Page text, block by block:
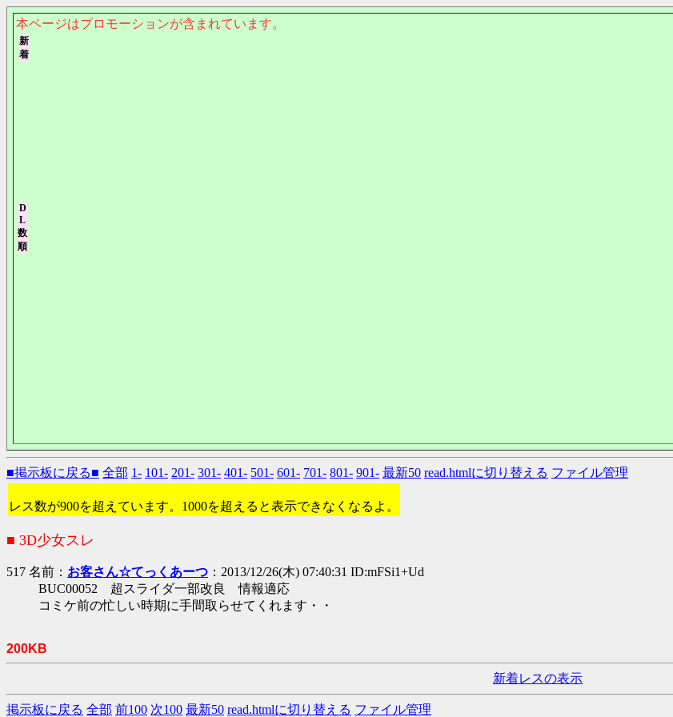
本ページはプロモーションが含まれています。
■掲示板に戻る■ 全部 1- 101- 201- 301- 401- 501- 601- 701- 801- 901- 最新50 read.htmlに切り替える ファイル管理
レス数が900を超えています。1000を超えると表示できなくなるよ。
■ 3D少女スレ
517 名前： お客さん☆てっくあーつ ：2013/12/26(木) 07:40:31 ID:mFSi1+Ud
BUC00052 超スライダ一部改良 情報適応
コミケ前の忙しい時期に手間取らせてくれます・・
200KB
新着レスの表示
掲示板に戻る 全部 前100 次100 最新50 read.htmlに切り替える ファイル管理